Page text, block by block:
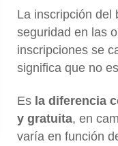
La inscripción del
seguridad en las
inscripciones se
significa que no
Es la diferencia
y gratuita, en
varía en función